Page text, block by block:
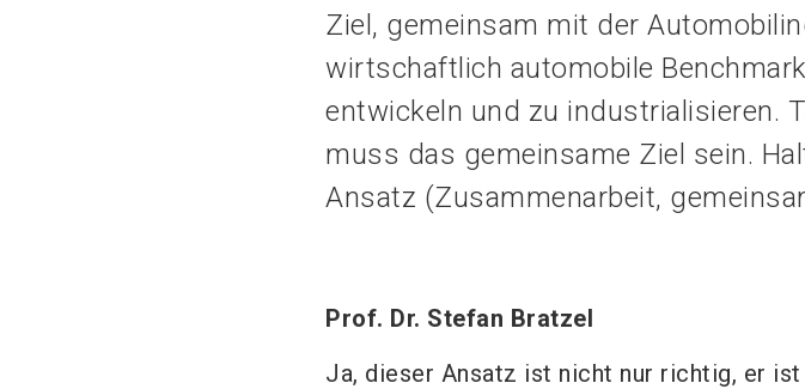
Ziel, gemeinsam mit der
wirtschaftlich automobile
entwickeln und zu industrialisieren.
muss das gemeinsame Ziel sein.
Ansatz (Zusammenarbeit,
Prof. Dr. Stefan Bratzel
Ja, dieser Ansatz ist nicht nur richtig, er